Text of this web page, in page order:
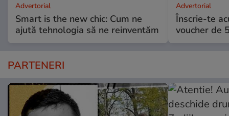
Advertorial
Smart is the new chic: Cum ne
ajută tehnologia să ne reinventăm
Advertorial
Înscrie-te
voucher de
PARTENERI